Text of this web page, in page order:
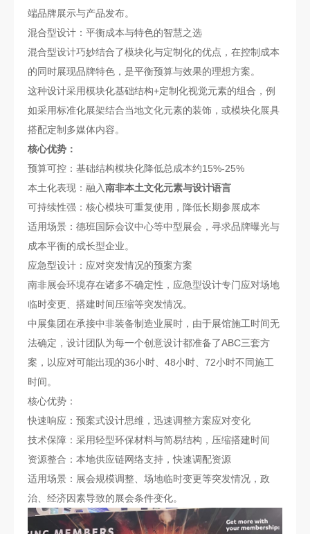
端品牌展示与产品发布。
混合型设计：平衡成本与特色的智慧之选
混合型设计巧妙结合了模块化与定制化的优点，在控制成本
的同时展现品牌特色，是平衡预算与效果的理想方案。
这种设计采用模块化基础结构+定制化视觉元素的组合，例
如采用标准化展架结合当地文化元素的装饰，或模块化展具
搭配定制多媒体内容。
核心优势：
预算可控：基础结构模块化降低总成本约15%-25%
本土化表现：融入南非本土文化元素与设计语言
可持续性强：核心模块可重复使用，降低长期参展成本
适用场景：德班国际会议中心等中型展会，寻求品牌曝光与
成本平衡的成长型企业。
应急型设计：应对突发情况的预案方案
南非展会环境存在诸多不确定性，应急型设计专门应对场地
临时变更、搭建时间压缩等突发情况。
中展集团在承接中非装备制造业展时，由于展馆施工时间无
法确定，设计团队为每一个创意设计都准备了ABC三套方
案，以应对可能出现的36小时、48小时、72小时不同施工
时间。
核心优势：
快速响应：预案式设计思维，迅速调整方案应对变化
技术保障：采用轻型环保材料与简易结构，压缩搭建时间
资源整合：本地供应链网络支持，快速调配资源
适用场景：展会规模调整、场地临时变更等突发情况，政
治、经济因素导致的展会条件变化。